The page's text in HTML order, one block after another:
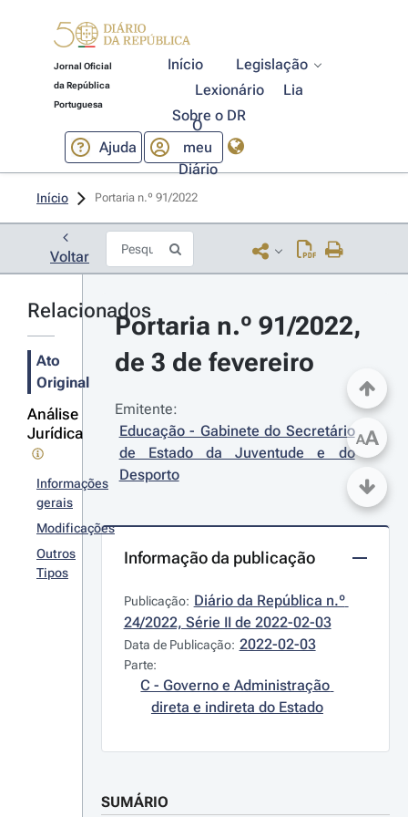
Jornal Oficial
da República
Portuguesa
Início
Legislação
Lexionário
Lia
Sobre o DR
Ajuda
O
meu
Diário
Início Portaria n.º 91/2022
Voltar
Relacionados
Ato
Original
Análise
Jurídica
Informações
gerais
Modificações
Outros
Tipos
Portaria n.º 91/2022,
de 3 de fevereiro
Emitente:
Educação - Gabinete do Secretário
de Estado da Juventude e do
Desporto
Informação da publicação
Publicação: Diário da República n.º
24/2022, Série II de 2022-02-03
Data de Publicação: 2022-02-03
Parte:
C - Governo e Administração
direta e indireta do Estado
SUMÁRIO
AA